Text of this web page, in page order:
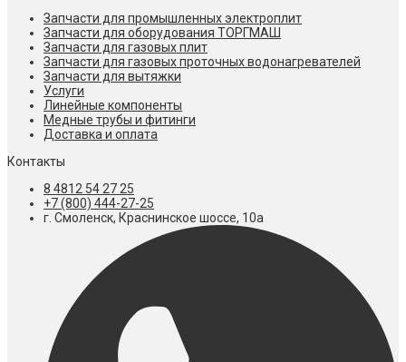
Запчасти для промышленных электроплит
Запчасти для оборудования ТОРГМАШ
Запчасти для газовых плит
Запчасти для газовых проточных водонагревателей
Запчасти для вытяжки
Услуги
Линейные компоненты
Медные трубы и фитинги
Доставка и оплата
Контакты
8 4812 54 27 25
+7 (800) 444-27-25
г. Смоленск, Краснинское шоссе, 10а